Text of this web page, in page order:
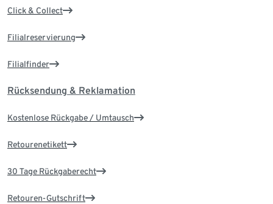
Click & Collect
Filialreservierung
Filialfinder
Rücksendung & Reklamation
Kostenlose Rückgabe / Umtausch
Retourenetikett
30 Tage Rückgaberecht
Retouren-Gutschrift